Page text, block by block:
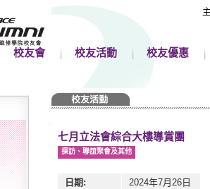
校友會 校友活動 校友優惠
七月立法會綜合大樓導賞團
探訪、聯誼聚會及其他
日期:
2024年7月26日